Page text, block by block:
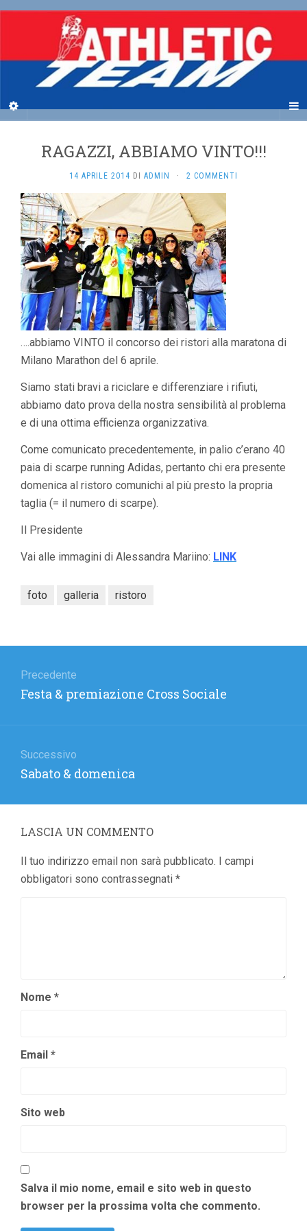
RAGAZZI, ABBIAMO VINTO!!!
14 APRILE 2014 DI ADMIN · 2 COMMENTI
….abbiamo VINTO il concorso dei ristori alla maratona di
Milano Marathon del 6 aprile.
Siamo stati bravi a riciclare e differenziare i rifiuti,
abbiamo dato prova della nostra sensibilità al problema
e di una ottima efficienza organizzativa.
Come comunicato precedentemente, in palio c’erano 40
paia di scarpe running Adidas, pertanto chi era presente
domenica al ristoro comunichi al più presto la propria
taglia (= il numero di scarpe).
Il Presidente
Vai alle immagini di Alessandra Mariino: LINK
foto galleria ristoro
articoli
Precedente
Articolo
Festa & premiazione Cross Sociale
Successivo
Articolo
Sabato & domenica
LASCIA UN COMMENTO
Il tuo indirizzo email non sarà pubblicato. I campi
obbligatori sono contrassegnati *
Nome *
Email *
Sito web
Salva il mio nome, email e sito web in questo
browser per la prossima volta che commento.